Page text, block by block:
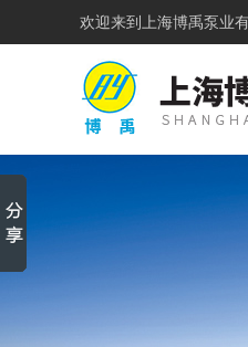
欢迎来到 上海博禹泵业